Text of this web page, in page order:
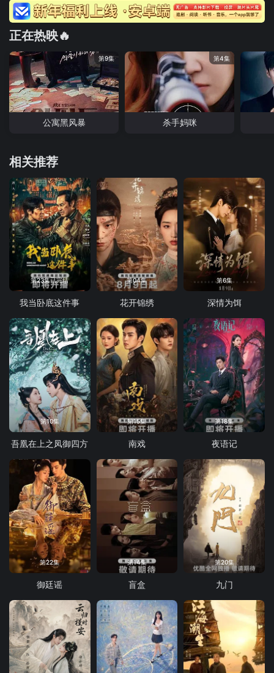
正在热映🔥
第9集
公寓黑风暴
第4集
杀手妈咪
相关推荐
第23集已完结
我当卧底这件事
第04集
花开锦绣
第6集
深情为饵
第10集
吾凰在上之凤御四方
第15集
南戏
第18集
夜语记
第22集
御廷谣
第14集
盲盒
第20集
九门